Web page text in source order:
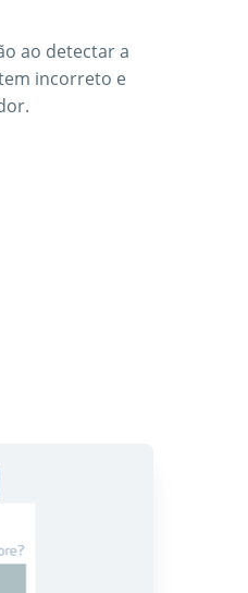
ao detectar a
incorreto e